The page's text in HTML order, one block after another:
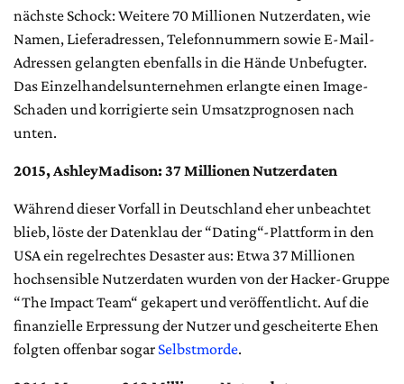
nächste Schock: Weitere 70 Millionen Nutzerdaten, wie
Namen, Lieferadressen, Telefonnummern sowie E-Mail-
Adressen gelangten ebenfalls in die Hände Unbefugter.
Das Einzelhandelsunternehmen erlangte einen Image-
Schaden und korrigierte sein Umsatzprognosen nach
unten.
2015, AshleyMadison: 37 Millionen Nutzerdaten
Während dieser Vorfall in Deutschland eher unbeachtet
blieb, löste der Datenklau der “Dating“-Plattform in den
USA ein regelrechtes Desaster aus: Etwa 37 Millionen
hochsensible Nutzerdaten wurden von der Hacker-Gruppe
“The Impact Team“ gekapert und veröffentlicht. Auf die
finanzielle Erpressung der Nutzer und gescheiterte Ehen
folgten offenbar sogar Selbstmorde.